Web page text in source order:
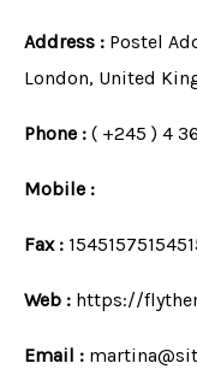
Address : Postel
London, United
Phone : ( +245 ) 4
Mobile :
Fax :
Web : https://
Email :